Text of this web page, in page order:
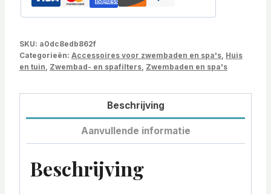
SKU: a0dc8edb862f
Categorieën: Accessoires voor zwembaden en spa's Huis
en tuin Zwembad- en spafilters Zwembaden en spa's
Beschrijving
Aanvullende informatie
Beschrijving